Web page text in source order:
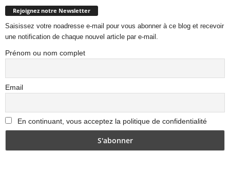
Rejoignez notre Newsletter
Saisissez votre noadresse e-mail pour vous abonner à ce blog et recevoir
une notification de chaque nouvel article par e-mail.
Prénom ou nom complet
Email
En continuant, vous acceptez la politique de confidentialité